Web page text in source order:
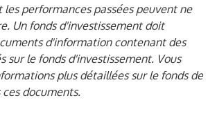
performances passées peuvent ne
Un fonds d'investissement doit
d'information contenant des
sur le fonds d'investissement. Vous
plus détaillées sur le fonds de
documents.